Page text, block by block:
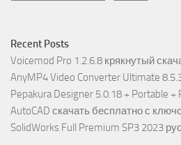
Recent Posts
Voicemod Pro 1.2.6.8 крякнутый
AnyMP4 Video Converter Ultimate
Pepakura Designer 5.0.18 + Portable +
AutoCAD скачать бесплатно с
SolidWorks Full Premium SP3 2023